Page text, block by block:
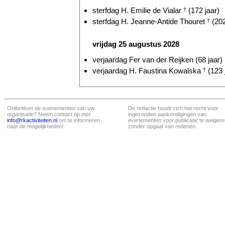
sterfdag H. Emilie de Vialar † (172 jaar)
sterfdag H. Jeanne-Antide Thouret †
vrijdag 25 augustus 2028
verjaardag Fer van der Reijken (68 jaar)
verjaardag H. Faustina Kowalska † (123
Ontbreken de evenementen van uw
organisatie? Neem contact op met
info@rkactiviteiten.nl om te informeren
naar de mogelijkheden!
De redactie houdt zich het recht voor
ingezonden aankondigingen van
evenementen voor publicatie te
zonder opgaaf van redenen.